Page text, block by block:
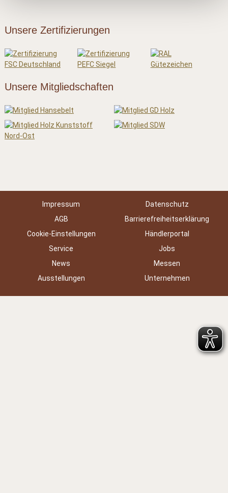
Unsere Zertifizierungen
Unsere Mitgliedschaften
Impressum
Datenschutz
AGB
Barrierefreiheitserklärung
Cookie-Einstellungen
Händlerportal
Service
Jobs
News
Messen
Ausstellungen
Unternehmen